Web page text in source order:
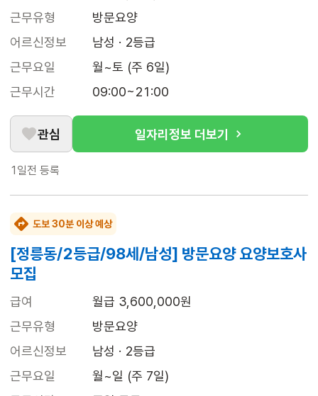
근무유형
방문요양
어르신정보
남성 · 2등급
근무요일
월~토 (주 6일)
근무시간
09:00~21:00
관심 일자리정보 더보기
1일전 등록
도보 30분 이상 예상
[정릉동/2등급/98세/남성] 방문요양 요양보호사
모집
급여
월급 3,600,000원
근무유형
방문요양
어르신정보
남성 · 2등급
근무요일
월~일 (주 7일)